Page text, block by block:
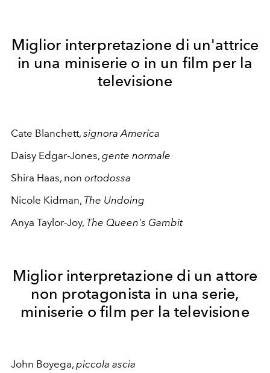
Miglior interpretazione di un'attrice
in una miniserie o in un film per la
televisione
Cate Blanchett, signora America
Daisy Edgar-Jones, gente normale
Shira Haas, non ortodossa
Nicole Kidman, The Undoing
Anya Taylor-Joy, The Queen's Gambit
Miglior interpretazione di un attore
non protagonista in una serie,
miniserie o film per la televisione
John Boyega, piccola ascia